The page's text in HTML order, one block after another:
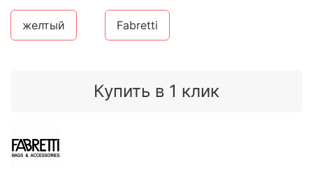
Купить в 1 клик
желтый Fabretti